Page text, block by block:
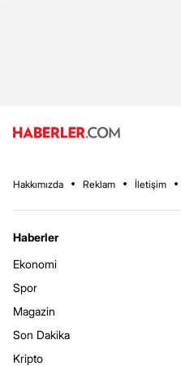
Hakkımızda Reklam İletişim
Haberler
Ekonomi
Spor
Magazin
Son Dakika
Kripto